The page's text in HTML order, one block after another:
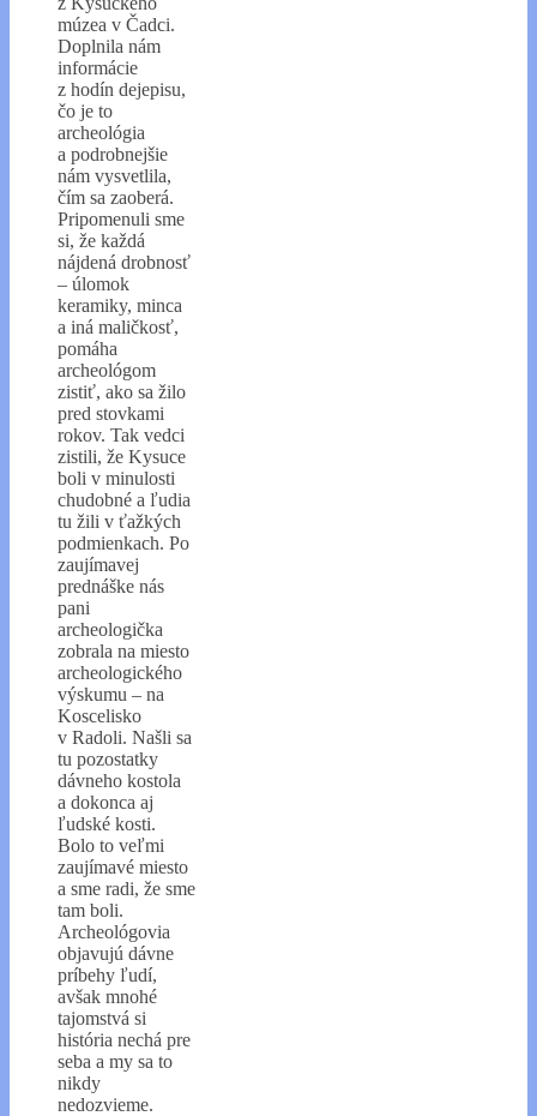
múzea v Čadci.
Doplnila nám
informácie
z hodín dejepisu,
čo je to
archeológia
a podrobnejšie
nám vysvetlila,
čím sa zaoberá.
Pripomenuli sme
si, že každá
nájdená drobnosť
– úlomok
keramiky, minca
a iná maličkosť,
pomáha
archeológom
zistiť, ako sa žilo
pred stovkami
rokov. Tak vedci
zistili, že Kysuce
boli v minulosti
chudobné a ľudia
tu žili v ťažkých
podmienkach. Po
zaujímavej
prednáške nás
pani
archeologička
zobrala na miesto
archeologického
výskumu – na
Koscelisko
v Radoli. Našli sa
tu pozostatky
dávneho kostola
a dokonca aj
ľudské kosti.
Bolo to veľmi
zaujímavé miesto
a sme radi, že sme
tam boli.
Archeológovia
objavujú dávne
príbehy ľudí,
avšak mnohé
tajomstvá si
história nechá pre
seba a my sa to
nikdy
nedozvieme.